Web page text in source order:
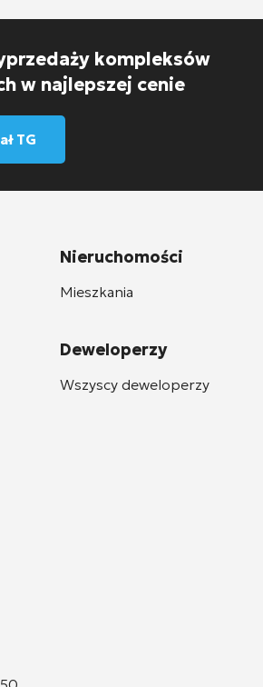
kompleksów
w najlepszej cenie
TG
Nieruchomości
Mieszkania
Deweloperzy
Wszyscy deweloperzy